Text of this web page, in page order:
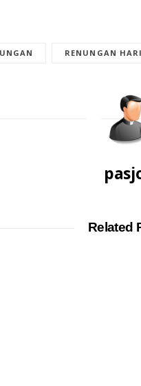
RENUNGAN
Related